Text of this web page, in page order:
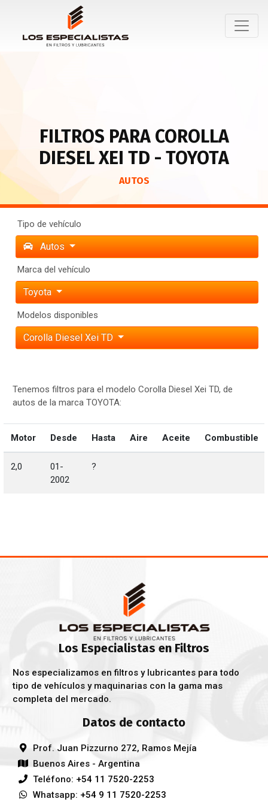
FILTROS PARA COROLLA
DIESEL XEI TD - TOYOTA
AUTOS
Tipo de vehículo
Autos
Marca del vehículo
Toyota
Modelos disponibles
Corolla Diesel Xei TD
Tenemos filtros para el modelo Corolla Diesel Xei TD, de
autos de la marca TOYOTA:
Motor Desde Hasta Aire Aceite Combustible
2,0
01-
2002
?
Los Especialistas en Filtros
Nos especializamos en filtros y lubricantes para todo
tipo de vehículos y maquinarias con la gama mas
completa del mercado.
Datos de contacto
Prof. Juan Pizzurno 272, Ramos Mejía
Buenos Aires - Argentina
Teléfono: +54 11 7520-2253
Whatsapp: +54 9 11 7520-2253